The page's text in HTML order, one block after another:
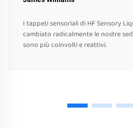
I tappeti sensoriali di HF Sensory
cambiato radicalmente le nostre
sono più coinvolti e reattivi.